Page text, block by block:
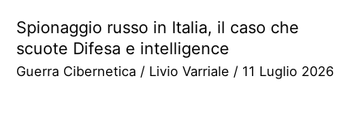
Spionaggio russo in Italia, il caso che
scuote Difesa e intelligence
Guerra Cibernetica / Livio Varriale / 11 Luglio 2026